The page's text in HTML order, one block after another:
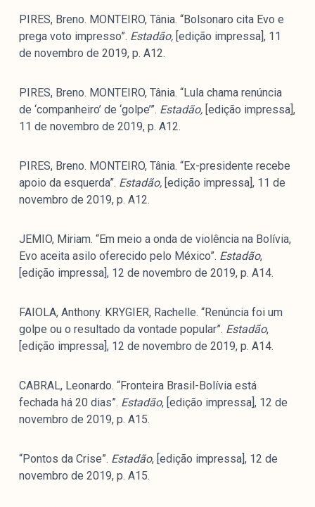
PIRES, Breno. MONTEIRO, Tânia. “Bolsonaro cita Evo e
prega voto impresso”. Estadão,[edição impressa], 11
de novembro de 2019, p. A12.
PIRES, Breno. MONTEIRO, Tânia. “Lula chama renúncia
de ‘companheiro’ de ‘golpe’”. Estadão,[edição impressa],
11 de novembro de 2019, p. A12.
PIRES, Breno. MONTEIRO, Tânia. “Ex-presidente recebe
apoio da esquerda”. Estadão,[edição impressa], 11 de
novembro de 2019, p. A12.
JEMIO, Miriam. “Em meio a onda de violência na Bolívia,
Evo aceita asilo oferecido pelo México”. Estadão,
[edição impressa], 12 de novembro de 2019, p. A14.
FAIOLA, Anthony. KRYGIER, Rachelle. “Renúncia foi um
golpe ou o resultado da vontade popular”. Estadão,
[edição impressa], 12 de novembro de 2019, p. A14.
CABRAL, Leonardo. “Fronteira Brasil-Bolívia está
fechada há 20 dias”. Estadão, [edição impressa], 12 de
novembro de 2019, p. A15.
“Pontos da Crise”. Estadão, [edição impressa], 12 de
novembro de 2019, p. A15.